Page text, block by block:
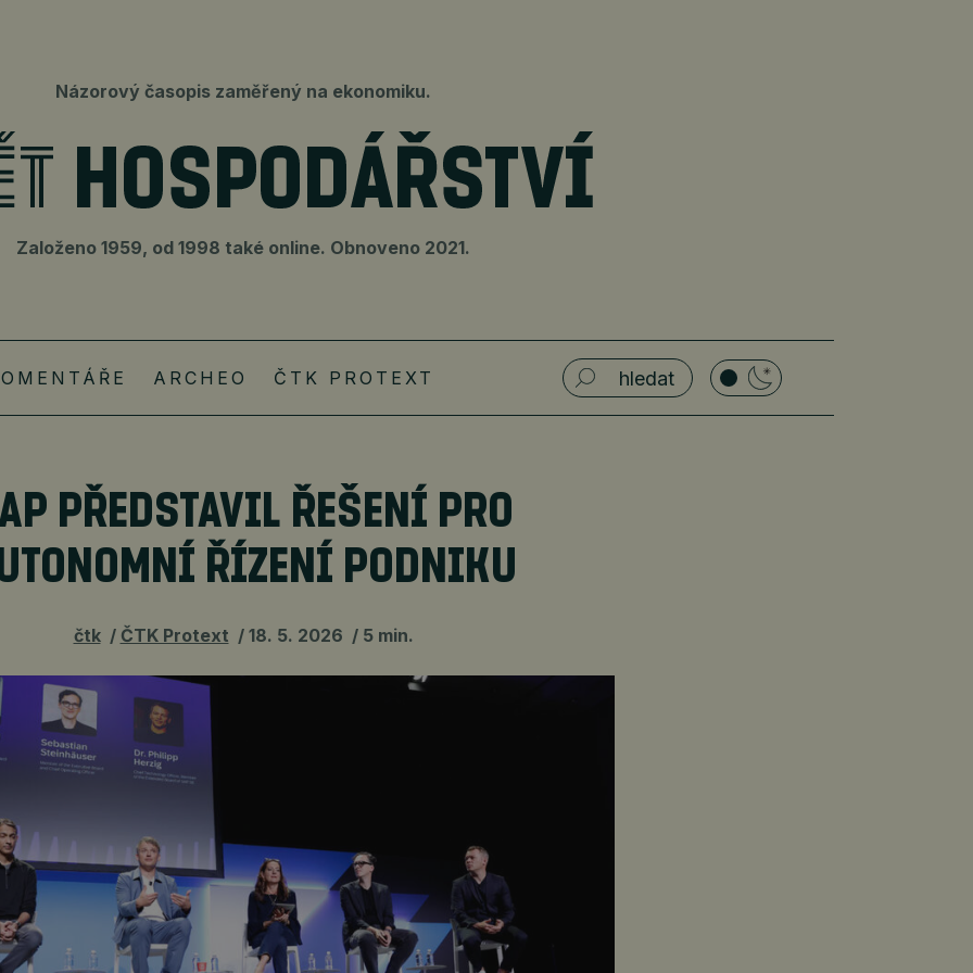
Názorový časopis zaměřený na ekonomiku.
Založeno 1959, od 1998 také online. Obnoveno 2021.
ARCHEO ČTK PROTEXT
PŘEDSTAVIL ŘEŠENÍ PRO
ŘÍZENÍ PODNIKU
čtk ČTK Protext 18. 5. 2026 5 min.